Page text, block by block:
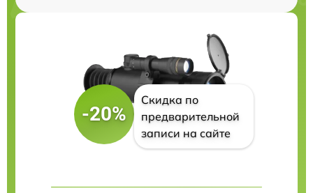
-20%
Скидка по
предварительной
записи на сайте